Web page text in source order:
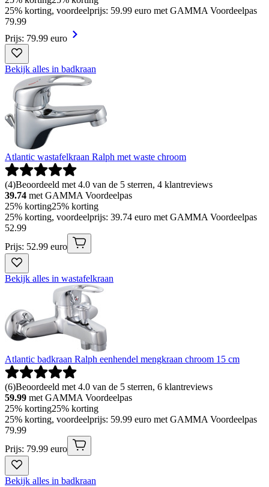
25% korting, voordeelprijs: 59.99 euro met GAMMA Voordeelpas
79.99
Prijs: 79.99 euro
Bekijk alles in badkraan
Atlantic wastafelkraan Ralph met waste chroom
(4)Beoordeeld met 4.0 van de 5 sterren, 4 klantreviews
39.74 met GAMMA Voordeelpas
25% korting25% korting
25% korting, voordeelprijs: 39.74 euro met GAMMA Voordeelpas
52.99
Prijs: 52.99 euro
Bekijk alles in wastafelkraan
Atlantic badkraan Ralph eenhendel mengkraan chroom 15 cm
(6)Beoordeeld met 4.0 van de 5 sterren, 6 klantreviews
59.99 met GAMMA Voordeelpas
25% korting25% korting
25% korting, voordeelprijs: 59.99 euro met GAMMA Voordeelpas
79.99
Prijs: 79.99 euro
Bekijk alles in badkraan